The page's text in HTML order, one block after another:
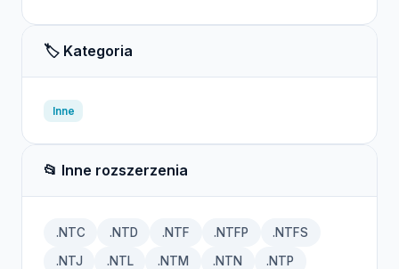
🏷️ Kategoria
Inne
📂 Inne rozszerzenia
.NTC .NTD .NTF .NTFP .NTFS
.NTJ .NTL .NTM .NTN .NTP